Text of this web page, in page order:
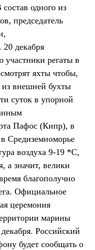
одного из
председатель
декабря
регаты в
яхты чтобы,
внешней бухты
суток в упорной
Пафос (Кипр), в
Средиземноморье
воздуха 9-19 *С,
а значит, велики
благополучно
Официальное
церемония
марины
Российский
будет сообщать о